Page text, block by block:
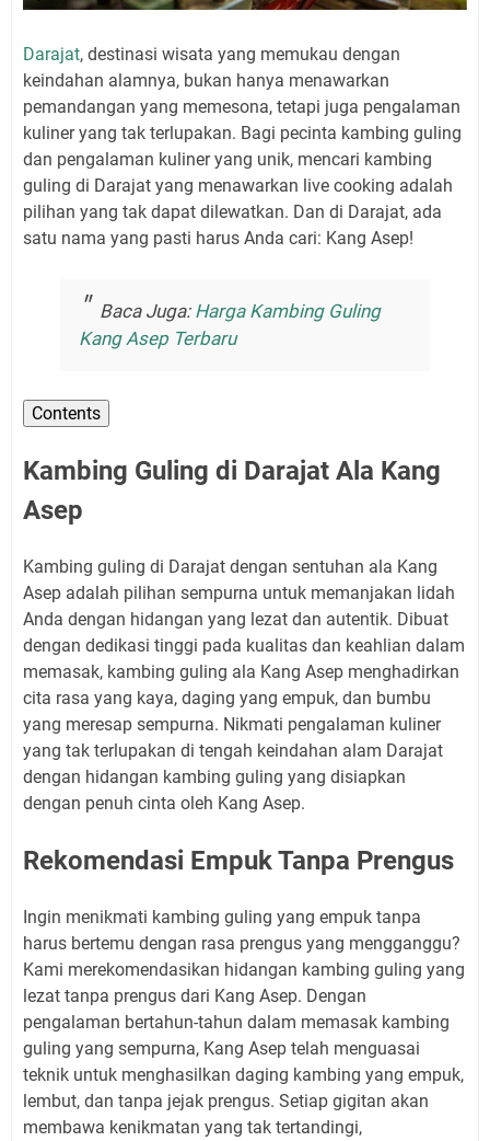
Darajat, destinasi wisata yang memukau dengan
keindahan alamnya, bukan hanya menawarkan
pemandangan yang memesona, tetapi juga pengalaman
kuliner yang tak terlupakan. Bagi pecinta kambing guling
dan pengalaman kuliner yang unik, mencari kambing
guling di Darajat yang menawarkan live cooking adalah
pilihan yang tak dapat dilewatkan. Dan di Darajat, ada
satu nama yang pasti harus Anda cari: Kang Asep!
Baca Juga: Harga Kambing Guling
Kang Asep Terbaru
Contents
Kambing Guling di Darajat Ala Kang
Asep
Kambing guling di Darajat dengan sentuhan ala Kang
Asep adalah pilihan sempurna untuk memanjakan lidah
Anda dengan hidangan yang lezat dan autentik. Dibuat
dengan dedikasi tinggi pada kualitas dan keahlian dalam
memasak, kambing guling ala Kang Asep menghadirkan
cita rasa yang kaya, daging yang empuk, dan bumbu
yang meresap sempurna. Nikmati pengalaman kuliner
yang tak terlupakan di tengah keindahan alam Darajat
dengan hidangan kambing guling yang disiapkan
dengan penuh cinta oleh Kang Asep.
Rekomendasi Empuk Tanpa Prengus
Ingin menikmati kambing guling yang empuk tanpa
harus bertemu dengan rasa prengus yang mengganggu?
Kami merekomendasikan hidangan kambing guling yang
lezat tanpa prengus dari Kang Asep. Dengan
pengalaman bertahun-tahun dalam memasak kambing
guling yang sempurna, Kang Asep telah menguasai
teknik untuk menghasilkan daging kambing yang empuk,
lembut, dan tanpa jejak prengus. Setiap gigitan akan
membawa kenikmatan yang tak tertandingi,